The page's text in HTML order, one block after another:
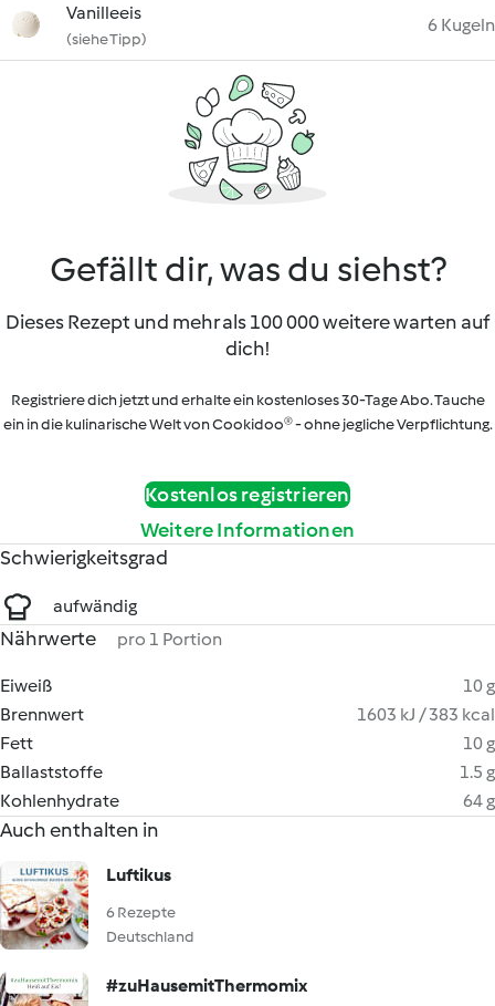
Vanilleeis
(siehe Tipp)
6 Kugeln
Gefällt dir, was du siehst?
Dieses Rezept und mehr als 100 000 weitere warten auf
dich!
Registriere dich jetzt und erhalte ein kostenloses 30-Tage Abo. Tauche
ein in die kulinarische Welt von Cookidoo® - ohne jegliche Verpflichtung.
Kostenlos registrieren
Weitere Informationen
Schwierigkeitsgrad
aufwändig
Nährwerte pro 1 Portion
Eiweiß
10 g
Brennwert
1603 kJ / 383 kcal
Fett
10 g
Ballaststoffe
1.5 g
Kohlenhydrate
64 g
Auch enthalten in
Luftikus
6 Rezepte
Deutschland
#zuHausemitThermomix